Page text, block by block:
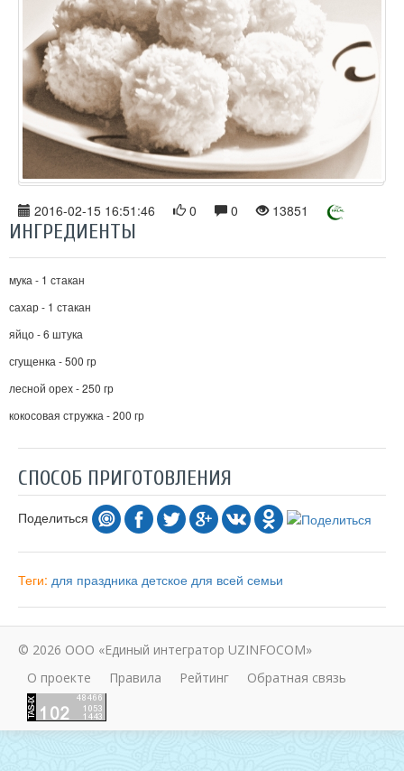
2016-02-15 16:51:46 0 0 13851
ИНГРЕДИЕНТЫ
мука - 1 стакан
сахар - 1 стакан
яйцо - 6 штука
сгущенка - 500 гр
лесной орех - 250 гр
кокосовая стружка - 200 гр
СПОСОБ ПРИГОТОВЛЕНИЯ
Поделиться
Теги: для праздника детское для всей семьи
© 2026 ООО «Единый интегратор UZINFOCOM»
О проекте
Правила Рейтинг Обратная связь